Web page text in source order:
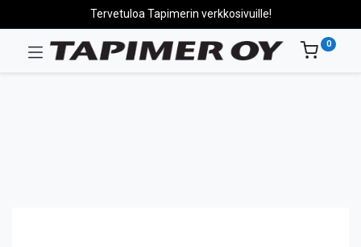
Tervetuloa Tapimerin verkkosivuille!
0